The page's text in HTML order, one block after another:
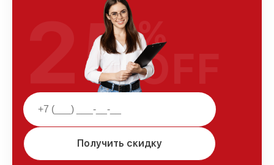
Получить скидку
25%
OFF